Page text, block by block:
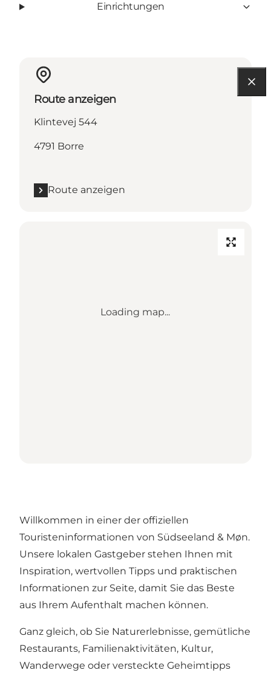
Einrichtungen
Route anzeigen
Klintevej 544
4791 Borre
Route anzeigen
Loading map...
Willkommen in einer der offiziellen
Touristeninformationen von Südseeland & Møn.
Unsere lokalen Gastgeber stehen Ihnen mit
Inspiration, wertvollen Tipps und praktischen
Informationen zur Seite, damit Sie das Beste
aus Ihrem Aufenthalt machen können.
Ganz gleich, ob Sie Naturerlebnisse, gemütliche
Restaurants, Familienaktivitäten, Kultur,
Wanderwege oder versteckte Geheimtipps